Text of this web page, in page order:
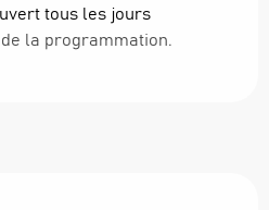
tous les jours
la programmation.